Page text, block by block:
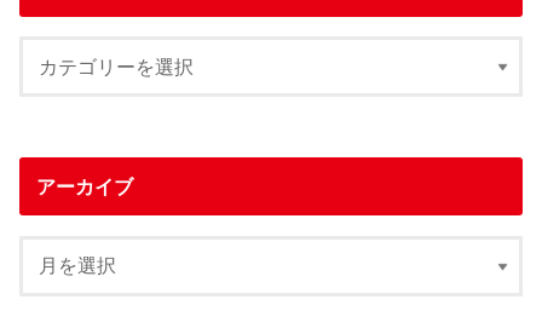
アーカイブ